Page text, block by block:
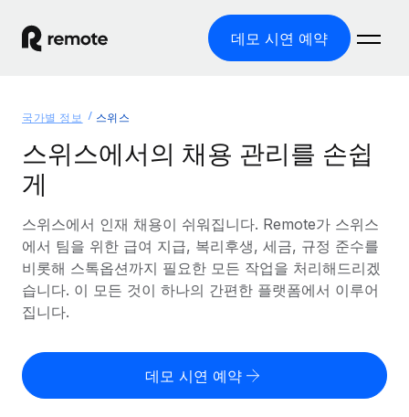
데모 시연 예약
글로벌 급여
규정을 준수하며 급여 지급을 손쉽게 처리
기록상 고용주(EOR)
법인 설립 비용 없이 전 세계로 사업을 확장
솔루션
글로벌 서비스 제공
국가별 정보
국가별 글로벌 채용 지원 알아보기
미국 주별 정보
Remote와 다른 솔루션 비교
다른 업체들과 비교해보기
리소스
도구 및 계산기
국가별 총 인건비 계산
요금
한국어
English
국가별 정보 스위스
스위스에서의 채용 관리를 손쉽
게
스위스에서 인재 채용이 쉬워집니다. Remote가 스위스
에서 팀을 위한 급여 지급, 복리후생, 세금, 규정 준수를
비롯해 스톡옵션까지 필요한 모든 작업을 처리해드리겠
습니다. 이 모든 것이 하나의 간편한 플랫폼에서 이루어
집니다.
데모 시연 예약